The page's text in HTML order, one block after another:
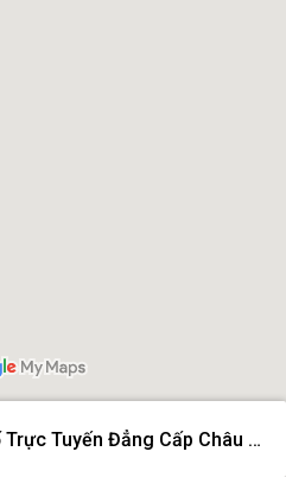
Xoso66 – Nền Tảng Xổ Số Trực Tuyến Đẳng Cấp Châu Á Năm 2026